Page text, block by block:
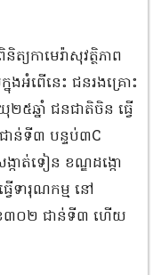
ត្យកាមេរ៉ាសុវត្ថិភាព
ពើនេះ ជនរងគ្រោះ
៥ឆ្នាំ ជនជាតិចិន ធ្វើ
ាន់ទី៣ បន្ទប់៣C
ាត់ទៀន ខណ្ឌដង្កោ
ើទារុណកម្ម នៅ
៣០២ ជាន់ទី៣ ហើយ